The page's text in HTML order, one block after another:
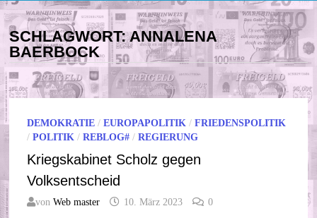
SCHLAGWORT:ANNALENA
BAERBOCK
DEMOKRATIE /EUROPAPOLITIK /FRIEDENSPOLITIK
/POLITIK /REBLOG# /REGIERUNG
Kriegskabinet Scholz gegen
Volksentscheid
vonWeb master 10. März 2023 0